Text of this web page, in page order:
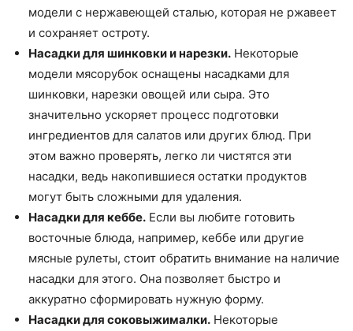
модели с нержавеющей сталью, которая не ржавеет
и сохраняет остроту.
Насадки для шинковки и нарезки. Некоторые
модели мясорубок оснащены насадками для
шинковки, нарезки овощей или сыра. Это
значительно ускоряет процесс подготовки
ингредиентов для салатов или других блюд. При
этом важно проверять, легко ли чистятся эти
насадки, ведь накопившиеся остатки продуктов
могут быть сложными для удаления.
Насадки для кеббе. Если вы любите готовить
восточные блюда, например, кеббе или другие
мясные рулеты, стоит обратить внимание на наличие
насадки для этого. Она позволяет быстро и
аккуратно сформировать нужную форму.
Насадки для соковыжималки. Некоторые